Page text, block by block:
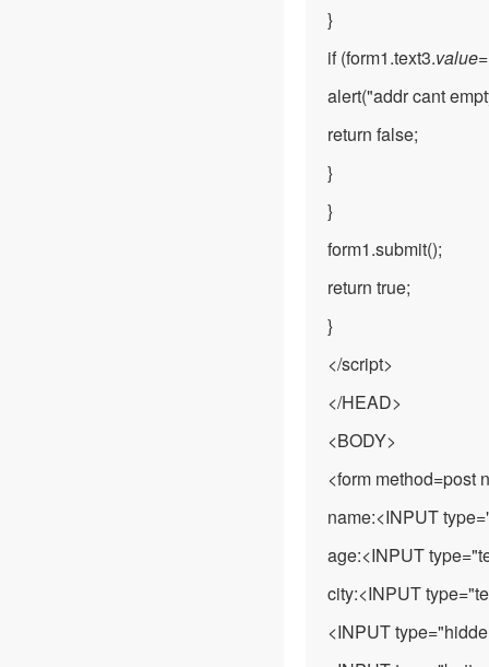
}
if (form1.text3.value
alert("addr cant
return false;
}
}
form1.submit();
return true;
}
</script>
</HEAD>
<BODY>
<form method=post
name:<INPUT
age:<INPUT
city:<INPUT
<INPUT